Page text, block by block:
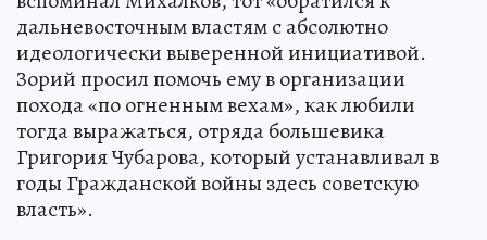
дальневосточным властям с абсолютно
идеологически выверенной инициативой.
Зорий просил помочь ему в организации
похода «по огненным вехам», как любили
тогда выражаться, отряда большевика
Григория Чубарова, который устанавливал в
годы Гражданской войны здесь советскую
власть».